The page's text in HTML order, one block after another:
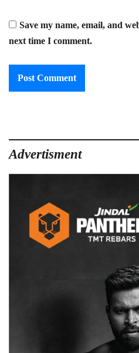
Save my name, email, and
next time I comment.
Advertisment